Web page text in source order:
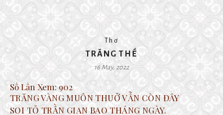
Thơ
TRĂNG THỀ
16 May, 2022
Số Lần Xem: 902
TRĂNG VÀNG MUÔN THUỞ VẪN CÒN ĐÂY
SOI TỎ TRẦN GIAN BAO THÁNG NGÀY.